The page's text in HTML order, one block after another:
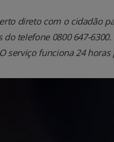
direto com o cidadão
telefone 0800 647-
serviço funciona 24